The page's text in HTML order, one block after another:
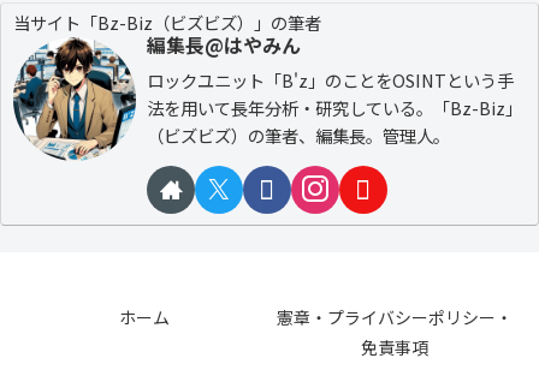
当サイト「Bz-Biz（ビズビズ）」の筆者
編集長@はやみん
ロックユニット「B'z」のことをOSINTという手
法を用いて長年分析・研究している。「Bz-Biz」
（ビズビズ）の筆者、編集長。管理人。
ホーム
憲章・プライバシーポリシー・
免責事項